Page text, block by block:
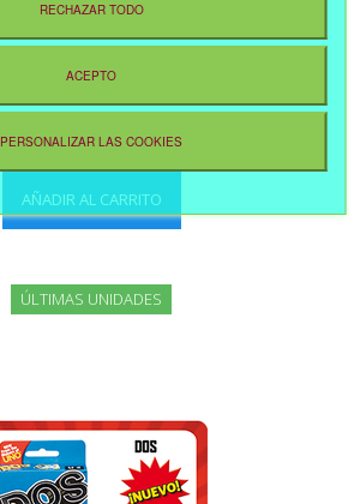
54,99 €
AÑADIR AL CARRITO
ÚLTIMAS UNIDADES
RECHAZAR TODO
ACEPTO
PERSONALIZAR LAS COOKIES